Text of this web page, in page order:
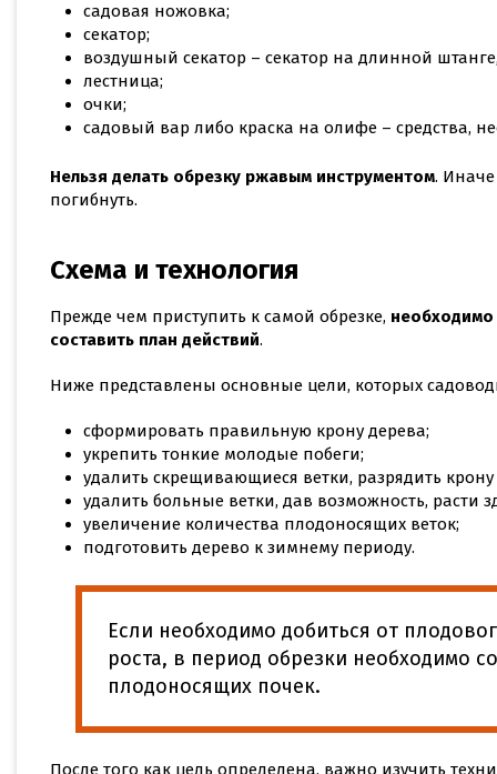
садовая ножовка;
секатор;
воздушный секатор – секатор на длинной
лестница;
очки;
садовый вар либо краска на олифе – средства,
Нельзя делать обрезку ржавым инструментом. Иначе
погибнуть.
Схема и технология
Прежде чем приступить к самой обрезке, необходимо
составить план действий.
Ниже представлены основные цели, которых
сформировать правильную крону дерева;
укрепить тонкие молодые побеги;
удалить скрещивающиеся ветки, разрядить
удалить больные ветки, дав возможность, расти
увеличение количества плодоносящих веток;
подготовить дерево к зимнему периоду.
Если необходимо добиться от
роста, в период обрезки необходимо
плодоносящих почек.
После того как цель определена, важно изучить